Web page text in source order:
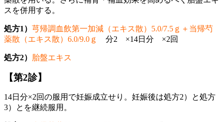
スを併用する。
処方1） 芎帰調血飲第一加減（エキス散）5.0/7.5ｇ＋当帰芍
薬散（エキス散）6.0/9.0ｇ 分2 ×14日分 ×2回
処方2） 胎盤エキス
【第2診】
14日分×2回の服用で妊娠成立せり。妊娠後は処方2）と処方
3）とを継続服用。